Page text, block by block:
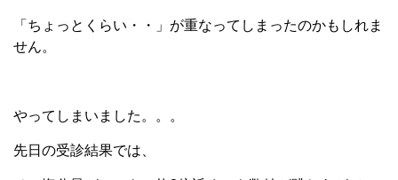
「ちょっとくらい・・」が重なってしまったのかもしれま
せん。
やってしまいました。。。
先日の受診結果では、